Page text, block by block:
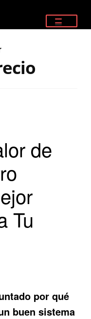
de
Tu
por qué
buen sistema